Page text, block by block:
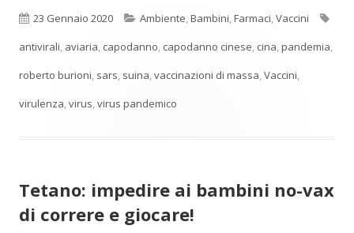
Pubblicato
23 Gennaio 2020 Categorie
Ambiente,Bambini,Farmaci,Vaccini
antivirali, aviaria, capodanno, capodanno cinese, cina,pandemia,
roberto burioni, sars, suina,vaccinazioni di massa,Vaccini,
virulenza,virus,virus pandemico
Tetano: impedire ai bambini no-vax
di correre e giocare!